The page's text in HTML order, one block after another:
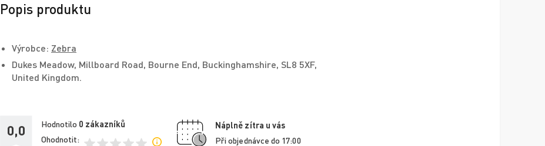
Popis produktu
Výrobce: Zebra
Dukes Meadow, Millboard Road, Bourne End, Buckinghamshire, SL8 5XF,
United Kingdom.
0,0 Hodnotilo 0 zákazníků
Ohodnotit:
Náplně zítra u vás
Při objednávce do 17:00